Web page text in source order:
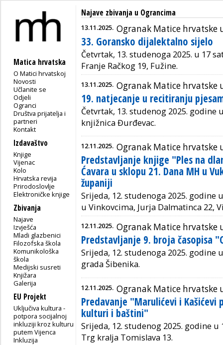
Matica hrvatska
O Matici hrvatskoj
Novosti
Učlanite se
Odjeli
Ogranci
Društva prijatelja i
partneri
Kontakt
Izdavaštvo
Knjige
Vijenac
Kolo
Hrvatska revija
Prirodoslovlje
Elektroničke knjige
Zbivanja
Najave
Izvješća
Mladi glazbenici
Filozofska škola
Komunikološka
škola
Medijski susreti
Knjižara
Galerija
EU Projekt
Uključiva kultura -
potpora socijalnoj
inkluziji kroz kulturu
putem Vijenca
Inkluzija
Najave zbivanja u Ograncima
13.11.2025. Ogranak Matice hrvatske
33. Goransko dijalektalno sijelo
Četvrtak, 13. studenoga 2025. u 17
Franje Račkog 19, Fužine.
13.11.2025. Ogranak Matice hrvatske
19. natjecanje u recitiranju
Četvrtak, 13. studenog 2025. godine
knjižnica Đurđevac.
12.11.2025. Ogranak Matice hrvatske
Predstavljanje knjige "Ples na
Ćavara u sklopu 21. Dana MH u
županiji
Srijeda, 12. studenoga 2025. godine
u Vinkovcima, Jurja Dalmatinca 22,
12.11.2025. Ogranak Matice hrvatske
Predstavljanje 9. broja časopisa
Srijeda, 12. studenoga 2025. godine
grada Šibenika.
12.11.2025. Ogranak Matice hrvatske
Predavanje "Marulićevi i Kašićevi
kulturi i baštini"
Srijeda, 12. studenog 2025. godine
Trg kralja Tomislava 13.